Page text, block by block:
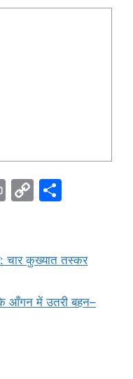
Pr C
y
n
e
चार कुख्यात तस्कर
के आँगन में उतरी बहन–